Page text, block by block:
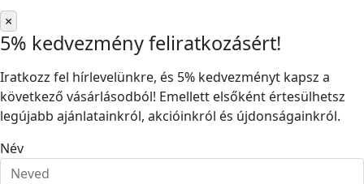
×
5% kedvezmény feliratkozásért!
Iratkozz fel hírlevelünkre, és 5% kedvezményt kapsz a
következő vásárlásodból! Emellett elsőként értesülhetsz
legújabb ajánlatainkról, akcióinkról és újdonságainkról.
Név